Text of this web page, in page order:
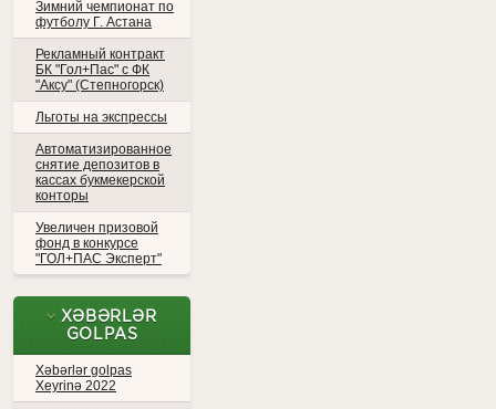
Зимний чемпионат по
футболу Г. Астана
Рекламный контракт
БК "Гол+Пас" с ФК
"Аксу" (Степногорск)
Льготы на экспрессы
Автоматизированное
снятие депозитов в
кассах букмекерской
конторы
Увеличен призовой
фонд в конкурсе
"ГОЛ+ПАС Эксперт"
XƏBƏRLƏR
GOLPAS
Xəbərlər golpas
Xeyrinə 2022